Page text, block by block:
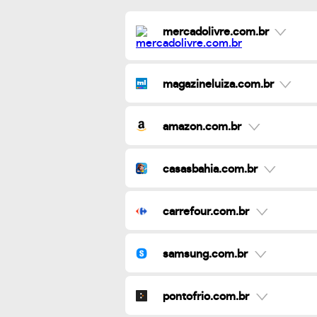
mercadolivre.com.br
magazineluiza.com.br
amazon.com.br
casasbahia.com.br
carrefour.com.br
samsung.com.br
pontofrio.com.br